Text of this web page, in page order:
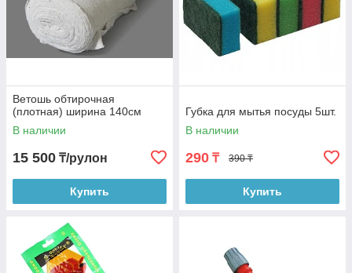
Ветошь обтирочная
(плотная) ширина 140см
В наличии
15 500 ₸/рулон
Купить
Губка для мытья посуды 5шт.
В наличии
290 ₸ 390 ₸
Купить